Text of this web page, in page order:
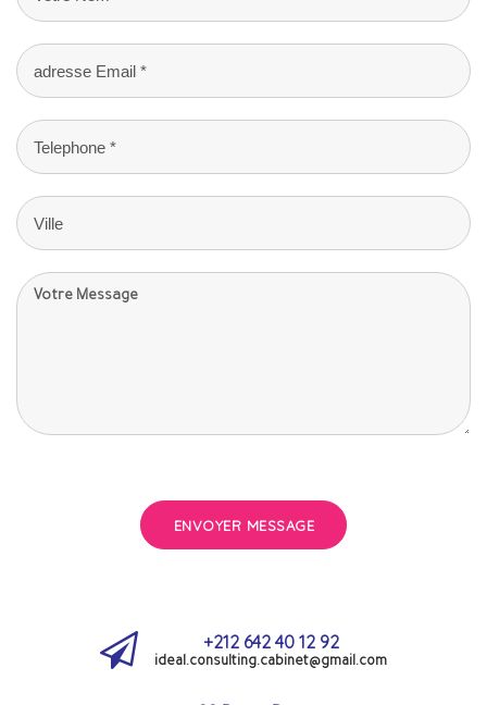
ENVOYER MESSAGE
+212 642 40 12 92
ideal.consulting.cabinet@gmail.com